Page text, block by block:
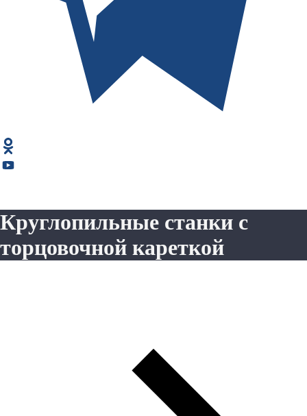
Круглопильные станки с
торцовочной кареткой